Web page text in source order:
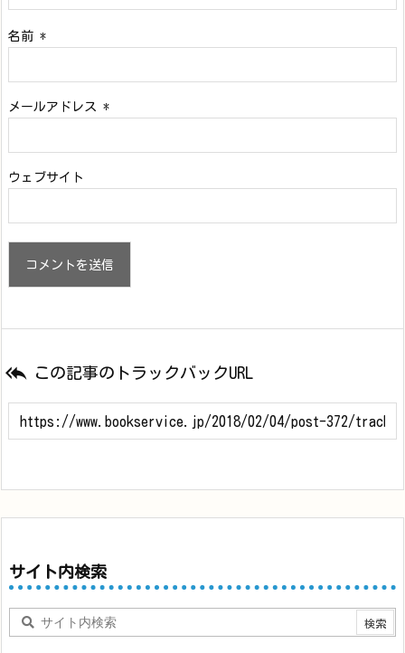
名前 *
メールアドレス *
ウェブサイト
 この記事のトラックバックURL
サイト内検索